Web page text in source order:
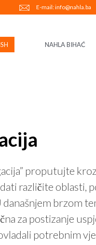
E-mail:
NAHLA BIHAĆ
proputujte
različite oblasti,
brzom
za postizanje
potrebnim